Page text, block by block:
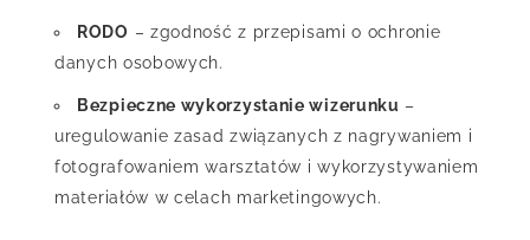
RODO – zgodność z przepisami o ochronie
danych osobowych.
Bezpieczne wykorzystanie wizerunku –
uregulowanie zasad związanych z nagrywaniem i
fotografowaniem warsztatów i wykorzystywaniem
materiałów w celach marketingowych.